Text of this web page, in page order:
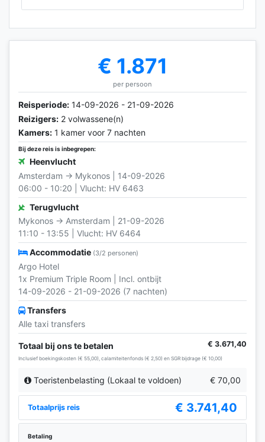
€ 1.871
per persoon
Reisperiode: 14-09-2026 - 21-09-2026
Reizigers: 2 volwassene(n)
Kamers: 1 kamer voor 7 nachten
Bij deze reis is inbegrepen:
Heenvlucht
Amsterdam → Mykonos | 14-09-2026
06:00 - 10:20 | Vlucht: HV 6463
Terugvlucht
Mykonos → Amsterdam | 21-09-2026
11:10 - 13:55 | Vlucht: HV 6464
Accommodatie (3/2 personen)
Argo Hotel
1x Premium Triple Room | Incl. ontbijt
14-09-2026 - 21-09-2026 (7 nachten)
Transfers
Alle taxi transfers
Totaal bij ons te betalen € 3.671,40
Inclusief boekingskosten (€ 55,00), calamiteitenfonds (€ 2,50) en SGR bijdrage (€ 10,00)
Toeristenbelasting (Lokaal te voldoen) € 70,00
Totaalprijs reis € 3.741,40
Betaling